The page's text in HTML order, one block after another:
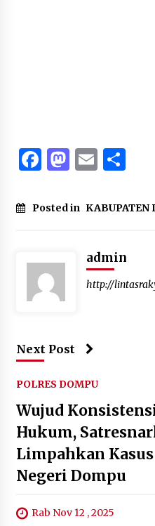
Facebook
Email
Posted in KABUPATEN
admin
http://
Next Post
POLRES DOMPU
Wujud
Hukum,
Limpahkan
Negeri Dompu
Rab Nov 12 , 2025